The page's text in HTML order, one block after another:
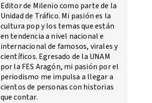
Editor de Milenio como parte de la
Unidad de Tráfico. Mi pasión es la
cultura pop y los temas que están
en tendencia a nivel nacional e
internacional de famosos, virales y
científicos. Egresado de la UNAM
por la FES Aragón, mi pasión por el
periodismo me impulsa a llegar a
cientos de personas con historias
que contar.